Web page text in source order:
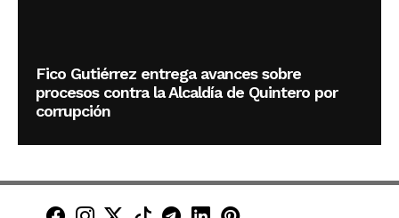
Fico Gutiérrez entrega avances sobre
procesos contra la Alcaldía de Quintero por
corrupción